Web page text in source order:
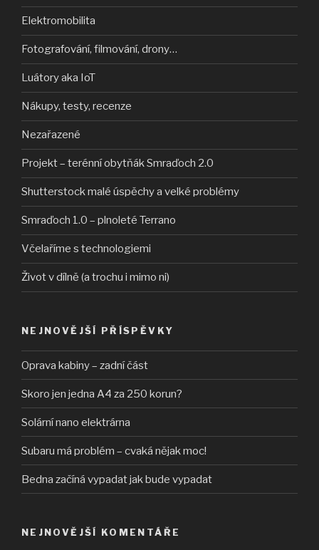
Elektromobilita
Fotografování, filmování, drony…
Luátory aka IoT
Nákupy, testy, recenze
Nezařazené
Projekt – terénní obytňák Smraďoch 2.0
Shutterstock malé úspěchy a velké problémy
Smraďoch 1.0 – plnoleté Terrano
Včelaříme s technologiemi
Život v dílně (a trochu i mimo ni)
NEJNOVĚJŠÍ PŘÍSPĚVKY
Oprava kabiny – zadní část
Skoro jen jedna A4 za 250 korun?
Solární nano elektrárna
Subaru má problém – cvaká nějak moc!
Bedna začíná vypadat jak bude vypadat
NEJNOVĚJŠÍ KOMENTÁŘE